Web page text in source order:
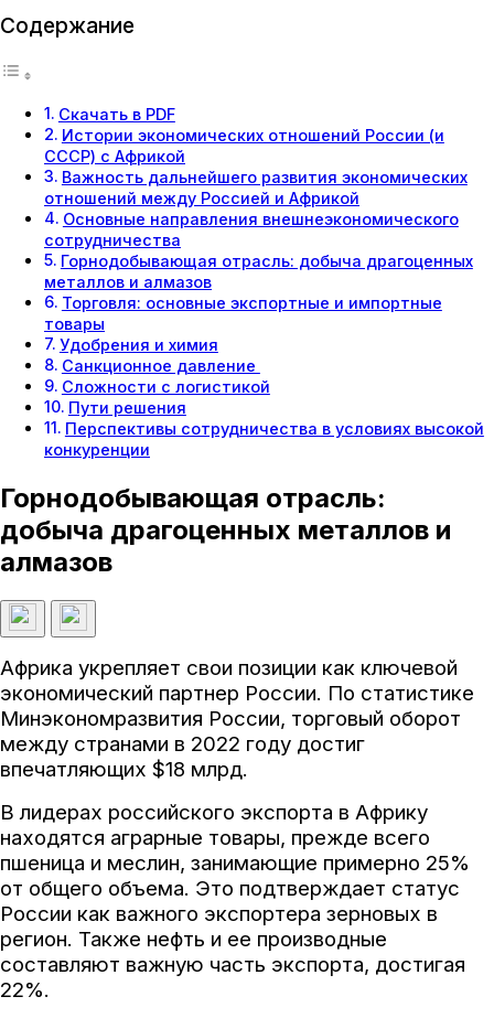
Содержание
Скачать в PDF
Истории экономических отношений России (и
СССР) с Африкой
Важность дальнейшего развития экономических
отношений между Россией и Африкой
Основные направления внешнеэкономического
сотрудничества
Горнодобывающая отрасль: добыча драгоценных
металлов и алмазов
Торговля: основные экспортные и импортные
товары
Удобрения и химия
Санкционное давление
Сложности с логистикой
Пути решения
Перспективы сотрудничества в условиях высокой
конкуренции
Горнодобывающая отрасль:
добыча драгоценных металлов и
алмазов
Африка укрепляет свои позиции как ключевой
экономический партнер России. По статистике
Минэкономразвития России, торговый оборот
между странами в 2022 году достиг
впечатляющих $18 млрд.
В лидерах российского экспорта в Африку
находятся аграрные товары, прежде всего
пшеница и меслин, занимающие примерно 25%
от общего объема. Это подтверждает статус
России как важного экспортера зерновых в
регион. Также нефть и ее производные
составляют важную часть экспорта, достигая
22%.